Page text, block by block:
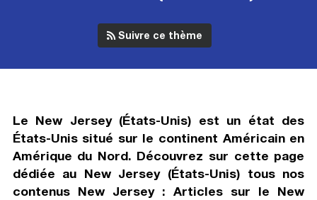
Suivre ce thème
Le New Jersey (États-Unis) est un état des
États-Unis situé sur le continent Américain en
Amérique du Nord. Découvrez sur cette page
dédiée au New Jersey (États-Unis) tous nos
contenus New Jersey : Articles sur le New